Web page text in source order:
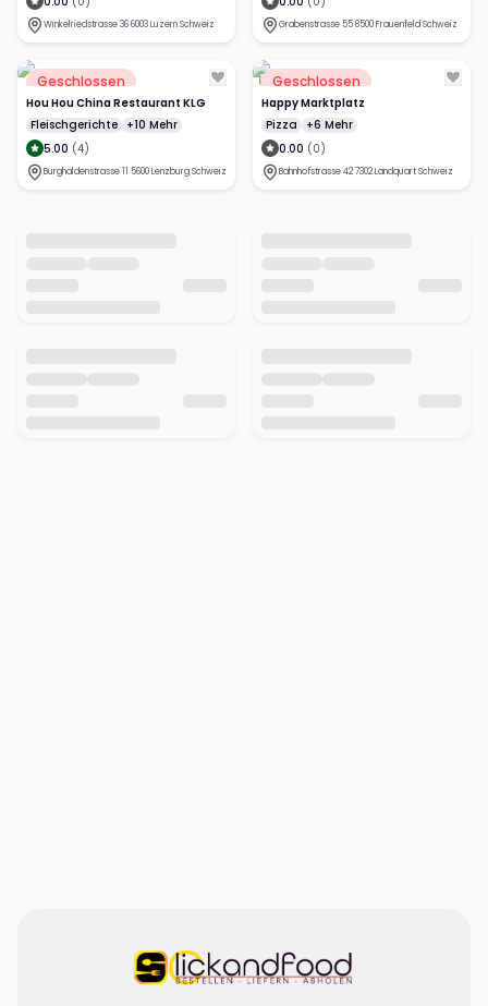
Winkelriedstrasse 36 6003 Luzern Schweiz Grabenstrasse 55 8500 Frauenfeld Schweiz
Geschlossen
Hou Hou China Restaurant KLG
Fleischgerichte +10 Mehr
5.00 (4)
Burghaldenstrasse 11 5600 Lenzburg Schweiz
Geschlossen
Happy Marktplatz
Pizza
+6 Mehr
0.00 (0)
Bahnhofstrasse 42 7302 Landquart Schweiz